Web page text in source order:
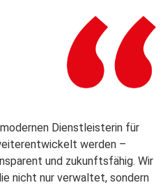
Dienstleisterin für
werden –
und zukunftsfähig. Wir
nicht nur verwaltet, sondern